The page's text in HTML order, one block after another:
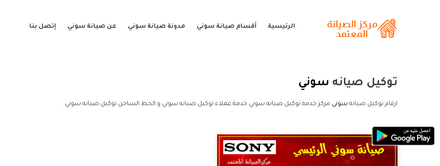
الرئيسية أقسام صيانة سوني مدونة صيانة سوني عن صيانة سوني إتصل بنا
توكيل صيانه سوني
ارقام توكيل صيانه سوني مركز خدمة توكيل صيانه سوني خدمة عملاء توكيل صيانه سوني و الخط الساخن توكيل صيانه سوني.